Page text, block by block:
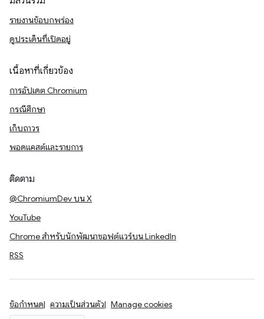
รายงานข้อบกพร่อง
ดูประเด็นที่เปิดอยู่
เนื้อหาที่เกี่ยวข้อง
การอัปเดต Chromium
กรณีศึกษา
เก็บถาวร
พอดแคสต์และรายการ
ติดตาม
@ChromiumDev บน X
YouTube
Chrome สำหรับนักพัฒนาซอฟต์แวร์บน LinkedIn
RSS
ข้อกำหนด ความเป็นส่วนตัว Manage cookies